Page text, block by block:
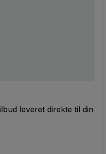
leveret direkte til din